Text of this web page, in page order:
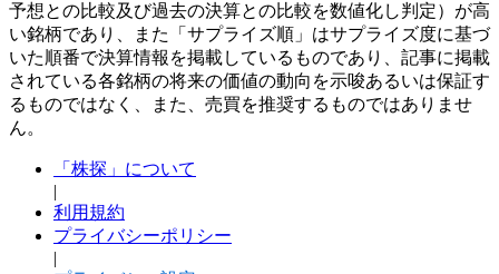
予想との比較及び過去の決算との比較を数値化し判定）が高
い銘柄であり、また「サプライズ順」はサプライズ度に基づ
いた順番で決算情報を掲載しているものであり、記事に掲載
されている各銘柄の将来の価値の動向を示唆あるいは保証す
るものではなく、また、売買を推奨するものではありませ
ん。
「株探」について
|
利用規約
プライバシーポリシー
|